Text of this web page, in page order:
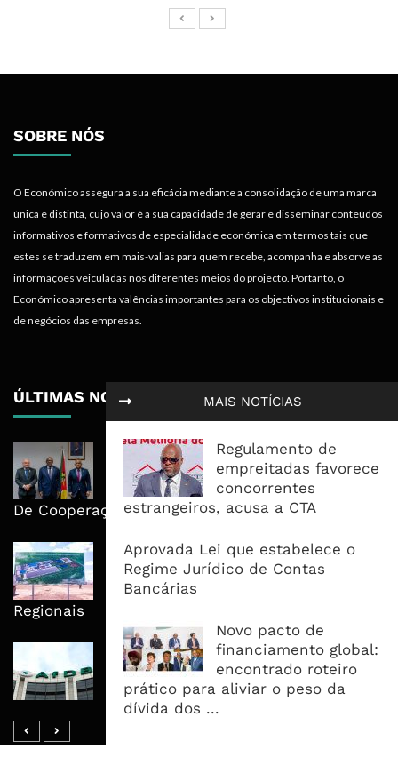
MAIS NOTÍCIAS
Regulamento de
empreitadas favorece
concorrentes
estrangeiros, acusa a CTA
Aprovada Lei que estabelece o
Regime Jurídico de Contas
Bancárias
Novo pacto de
financiamento global:
encontrado roteiro
prático para aliviar o peso da
dívida dos ...
SOBRE NÓS
O Económico assegura a sua eficácia mediante a consolidação de uma marca
única e distinta, cujo valor é a sua capacidade de gerar e disseminar conteúdos
informativos e formativos de especialidade económica em termos tais que
estes se traduzem em mais-valias para quem recebe, acompanha e absorve as
informações veiculadas nos diferentes meios do projecto. Portanto, o
Económico apresenta valências importantes para os objectivos institucionais e
de negócios das empresas.
ÚLTIMAS NOTÍCIAS
Moçambique E ECA Colocam
Emprego, Industrialização E
Execução No Centro Da Nova Agenda
De Cooperação
Nova Capacidade Cimenteira Coloca
Moçambique No Caminho Da Auto-
Suficiência E Das Exportações
Regionais
AfDB Aprova US$265 Milhões E
Acelera Ligação Da Zâmbia Ao
Corredor Do Lobito